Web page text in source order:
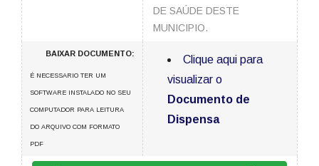
DE SAÚDE DESTE
MUNICIPIO.
BAIXAR DOCUMENTO:
É NECESSARIO TER UM
SOFTWARE INSTALADO NO SEU
COMPUTADOR PARA LEITURA
DO ARQUIVO COM FORMATO
PDF
Clique aqui para
visualizar o
Documento de
Dispensa